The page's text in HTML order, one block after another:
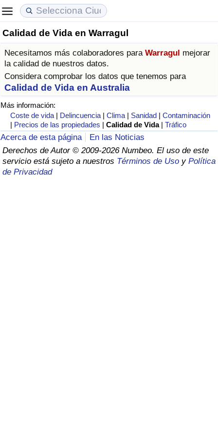
Calidad de Vida en Warragul
Necesitamos más colaboradores para Warragul mejorar
la calidad de nuestros datos.
Considera comprobar los datos que tenemos para
Calidad de Vida en Australia
Más información:
Coste de vida | Delincuencia |Clima | Sanidad |Contaminación
| Precios de las propiedades |Calidad de Vida |Tráfico
Acerca de esta página
En las Noticias
Derechos de Autor © 2009-2026 Numbeo. El uso de este
servicio está sujeto a nuestros Términos de Uso y Política
de Privacidad
Coste de vida
Índice de Costo de Vida (Actual)
Índice de Costo de Vida
Índice de costo de vida por país
en aqaba
Precios de las propiedades
Índice de Precios de Inmuebles (Actual)
Índice de Precios de Inmuebles
Índice de Precios de Inmuebles por País
Calidad de Vida
Índice de Calidad de Vida
Índice de Calidad de Vida (Actual)
Índice de calidad de vida por país
Delincuencia
Calificación del Índice de Criminalidad
(Actual)